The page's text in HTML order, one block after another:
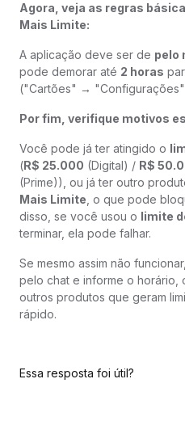
Agora, veja as regras
Mais Limite:
A aplicação deve ser de pelo
pode demorar até 2 horas
("Cartões" →
Por fim, verifique motivos
Você pode já ter atingido o
(R$ 25.000 (Digital) / R$
(Prime)), ou já ter outro
Mais Limite , o que pode
disso, se você usou o limite
terminar, ela pode falhar.
Se mesmo assim não
pelo chat e informe o horário,
outros produtos que geram
rápido.
Essa resposta foi útil?